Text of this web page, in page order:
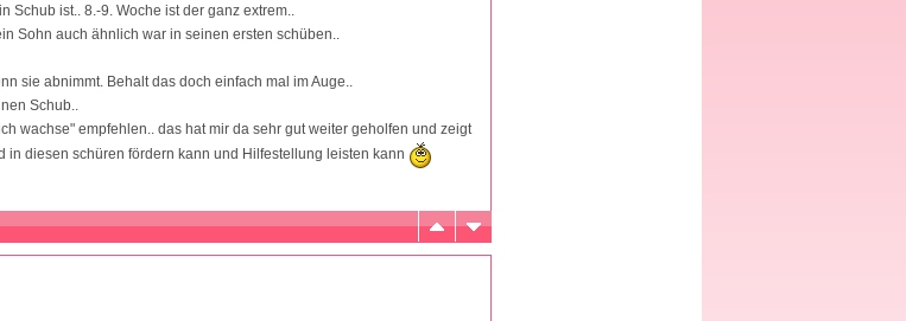
Schub ist.. 8.-9. Woche ist der ganz extrem..
Sohn auch ähnlich war in seinen ersten schüben..
sie abnimmt. Behalt das doch einfach mal im Auge..
Schub..
wachse" empfehlen.. das hat mir da sehr gut weiter geholfen und zeigt
in diesen schüren fördern kann und Hilfestellung leisten kann